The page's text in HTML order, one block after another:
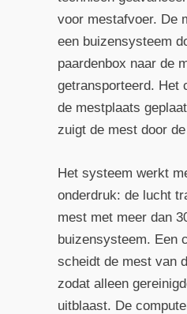
voor mestafvoer. De
een buizensysteem
paardenbox naar de
getransporteerd. Het
de mestplaats
zuigt de mest door
Het systeem werkt
onderdruk: de lucht
mest met meer dan
buizensysteem. Een
scheidt de mest van
zodat alleen
uitblaast. De